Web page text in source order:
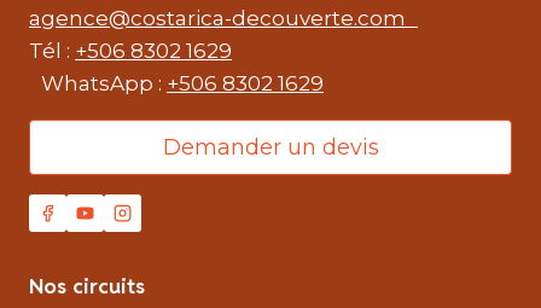
agence@costarica-decouverte.com
Tél : +506 8302 1629
WhatsApp : +506 8302 1629
Demander un devis
Nos circuits